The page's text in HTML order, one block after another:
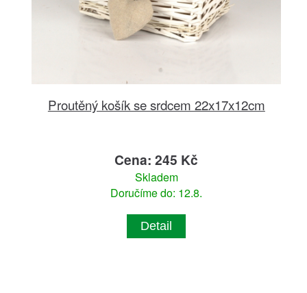
Proutěný košík se srdcem 22x17x12cm
Cena: 245 Kč
Skladem
Doručíme do: 12.8.
Detail